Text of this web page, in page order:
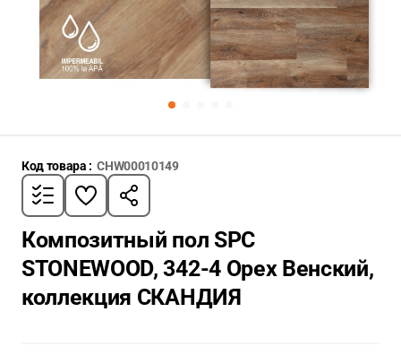
Код товара : CHW00010149
Композитный пол SPC
STONEWOOD, 342-4 Орех Венский,
коллекция СКАНДИЯ